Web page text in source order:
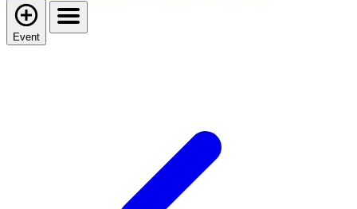
Event